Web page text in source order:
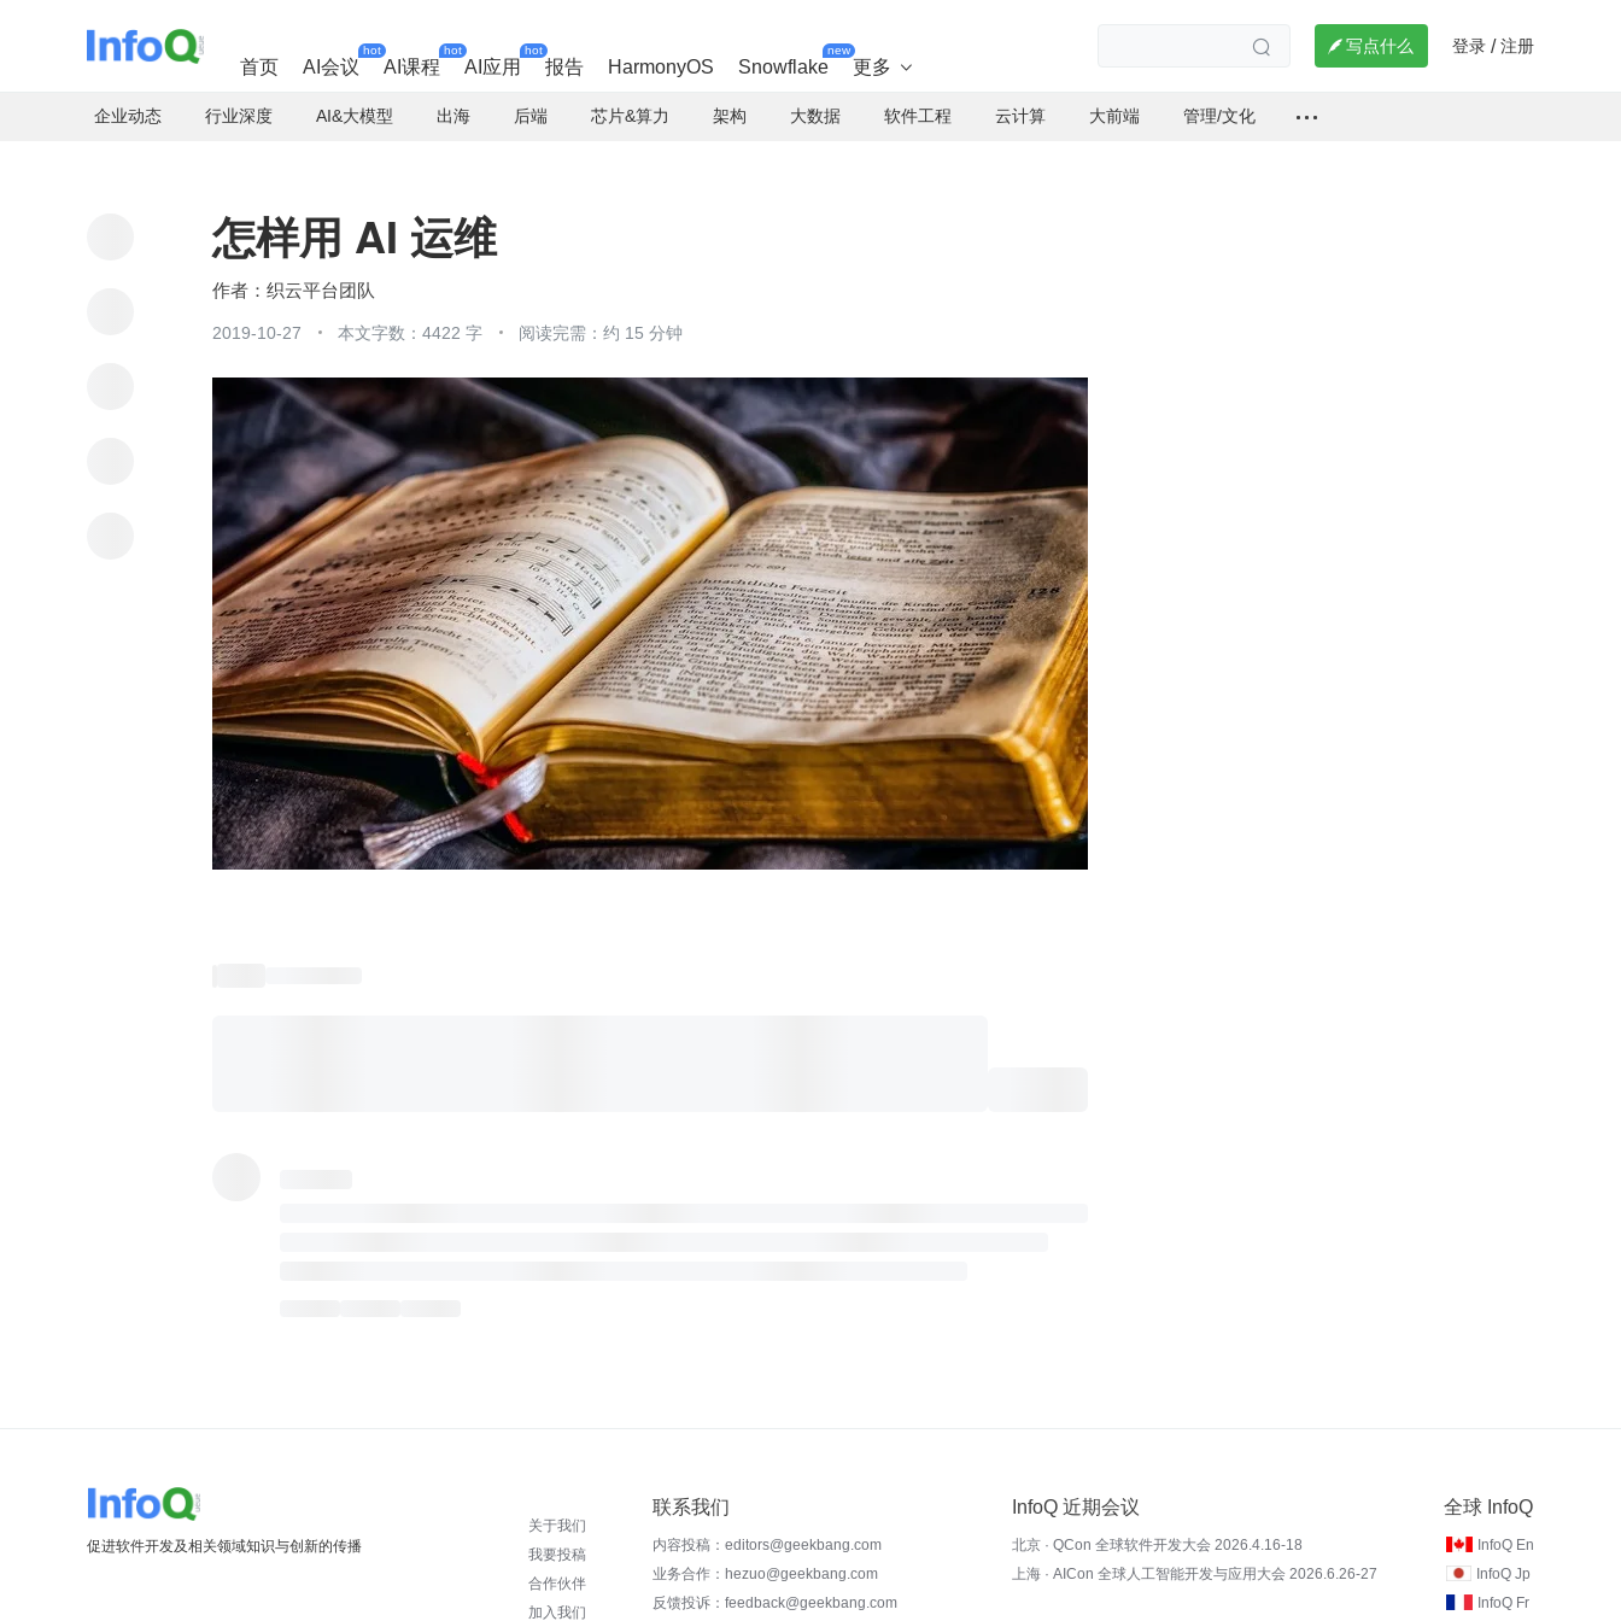
首页 AI会议
hot
AI课程
hot
AI应用
hot
报告 HarmonyOS Snowflake
new
更多 
  写点什么 登录 / 注册
企业动态 行业深度 AI&大模型 出海 后端 芯片&算力 架构 大数据 软件工程 云计算 大前端 管理/文化
怎样用 AI 运维
织云平台团队
2019-10-27 本文字数：4422 字 阅读完需：约 15 分钟
促进软件开发及相关领域知识与创新的传播
关于我们
我要投稿
合作伙伴
加入我们
联系我们
内容投稿：editors@geekbang.com
业务合作：hezuo@geekbang.com
反馈投诉：feedback@geekbang.com
InfoQ 近期会议
北京 · QCon 全球软件开发大会 2026.4.16-18
上海 · AICon 全球人工智能开发与应用大会 2026.6.26-27
全球 InfoQ
InfoQ En
InfoQ Jp
InfoQ Fr